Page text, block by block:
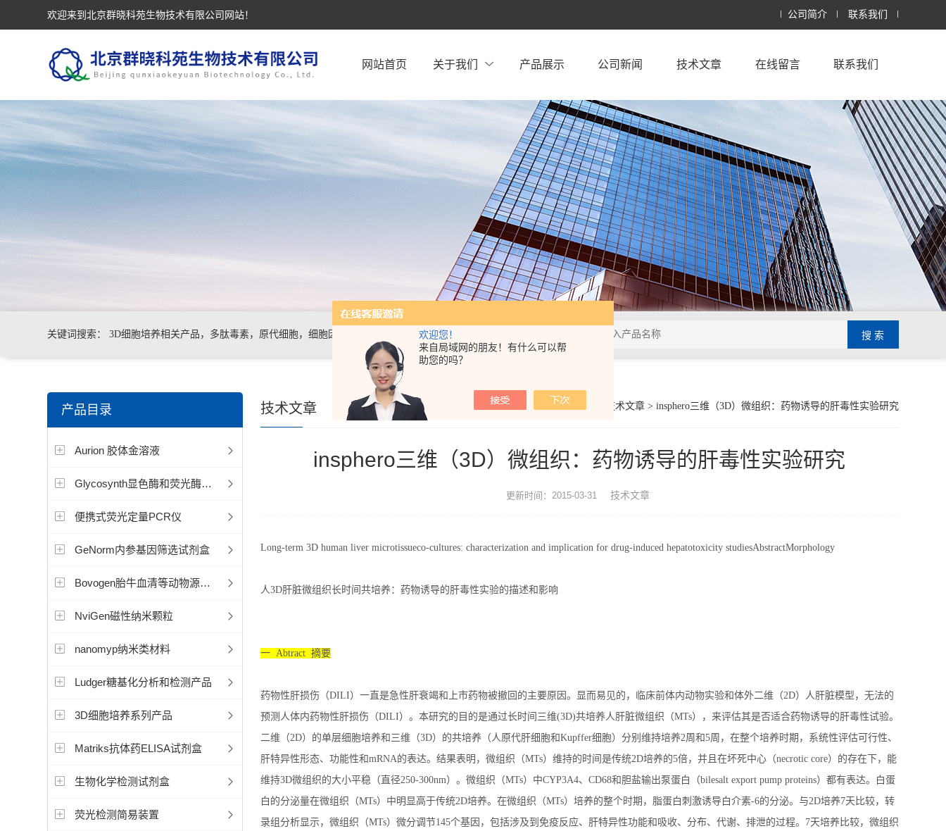
欢迎您！
来自局域网的朋友！有什么可以帮
助您的吗？
欢迎来到北京群晓科苑生物技术有限公司网站！ 公司简介 联系我们
网站首页 关于我们 产品展示 公司新闻 技术文章 在线留言 联系我们
关键词搜索： 3D细胞培养相关产品，多肽毒素，原代细胞，细胞因子，抗体，试剂盒，各类细
产品目录
Aurion 胶体金溶液
Glycosynth显色酶和荧光酶底物
便携式荧光定量PCR仪
GeNorm内参基因筛选试剂盒
Bovogen胎牛血清等动物源产品
NviGen磁性纳米颗粒
nanomyp纳米类材料
Ludger糖基化分析和检测产品
3D细胞培养系列产品
Matriks抗体药ELISA试剂盒
生物化学检测试剂盒
荧光检测简易装置
你的位置： 技术文章> insphero三维（3D）微组织：药物诱导的肝毒性实验研究
技术文章
insphero三维（3D）微组织：药物诱导的肝毒性实验研究
更新时间：2015-03-31 技术文章
Long-term 3D human liver microtissueco-cultures: characterization and implication for drug-induced hepatotoxicity studiesAbstractMorphology
人3D肝脏微组织长时间共培养：药物诱导的肝毒性实验的描述和影响
一 Abtract 摘要
药物性肝损伤（DILI）一直是急性肝衰竭和上市药物被撤回的主要原因。显而易见的，临床前体内动物实验和体外二维（2D）人肝脏模型，无法的
预测人体内药物性肝损伤（DILI）。本研究的目的是通过长时间三维(3D)共培养人肝脏微组织（MTs），来评估其是否适合药物诱导的肝毒性试验。
二维（2D）的单层细胞培养和三维（3D）的共培养（人原代肝细胞和Kupffer细胞）分别维持培养2周和5周，在整个培养时期，系统性评估可行性、
肝特异性形态、功能性和mRNA的表达。结果表明，微组织（MTs）维持的时间是传统2D培养的5倍，并且在坏死中心（necrotic core）的存在下，能
维持3D微组织的大小平稳（直径250-300nm）。微组织（MTs）中CYP3A4、CD68和胆盐输出泵蛋白（bilesalt export pump proteins）都有表达。白蛋
白的分泌量在微组织（MTs）中明显高于传统2D培养。在微组织（MTs）培养的整个时期，脂蛋白刺激诱导白介素-6的分泌。与2D培养7天比较，转
录组分析显示，微组织（MTs）微分调节145个基因，包括涉及到免疫反应、肝特异性功能和吸收、分布、代谢、排泄的过程。7天培养比较，微组织